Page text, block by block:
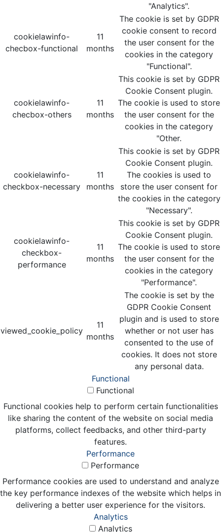
"Analytics".
cookielawinfo-
checbox-functional
11
months
The cookie is set by GDPR
cookie consent to record
the user consent for the
cookies in the category
"Functional".
cookielawinfo-
checbox-others
11
months
This cookie is set by GDPR
Cookie Consent plugin.
The cookie is used to store
the user consent for the
cookies in the category
"Other.
cookielawinfo-
checkbox-necessary
11
months
This cookie is set by GDPR
Cookie Consent plugin.
The cookies is used to
store the user consent for
the cookies in the category
"Necessary".
cookielawinfo-
checkbox-
performance
11
months
This cookie is set by GDPR
Cookie Consent plugin.
The cookie is used to store
the user consent for the
cookies in the category
"Performance".
viewed_cookie_policy
11
months
The cookie is set by the
GDPR Cookie Consent
plugin and is used to store
whether or not user has
consented to the use of
cookies. It does not store
any personal data.
Functional
Functional
Functional cookies help to perform certain functionalities
like sharing the content of the website on social media
platforms, collect feedbacks, and other third-party
features.
Performance
Performance
Performance cookies are used to understand and analyze
the key performance indexes of the website which helps in
delivering a better user experience for the visitors.
Analytics
Analytics